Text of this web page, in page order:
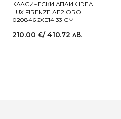
КЛАСИЧЕСКИ АПЛИК IDEAL
LUX FIRENZE AP2 ORO
020846 2XE14 33 СМ
210.00 €/ 410.72 лв.